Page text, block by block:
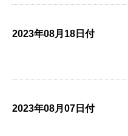
2023年08月18日付
2023年08月07日付